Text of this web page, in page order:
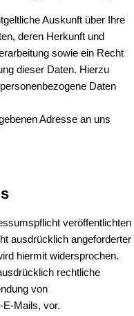
Auskunft über Ihre
deren Herkunft und
sowie ein Recht
dieser Daten. Hierzu
Daten
Adresse an uns
veröffentlichten
ausdrücklich angeforderter
hiermit widersprochen.
rechtliche
von
E-Mails, vor.